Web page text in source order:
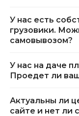
У нас есть
грузовики.
самовывозом?
У нас на даче
Проедет ли
Актуальны ли
сайте и нет ли